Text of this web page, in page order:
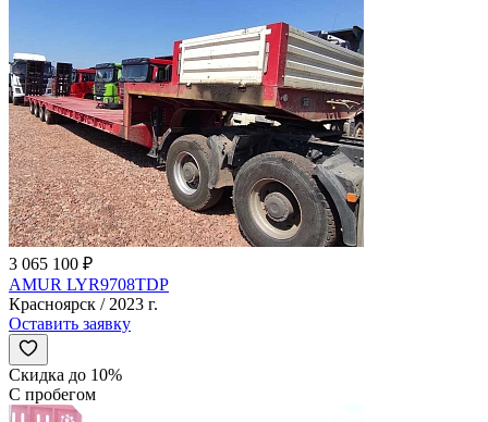
3 065 100 ₽
AMUR LYR9708TDP
Красноярск / 2023 г.
Оставить заявку
Скидка до 10%
С пробегом